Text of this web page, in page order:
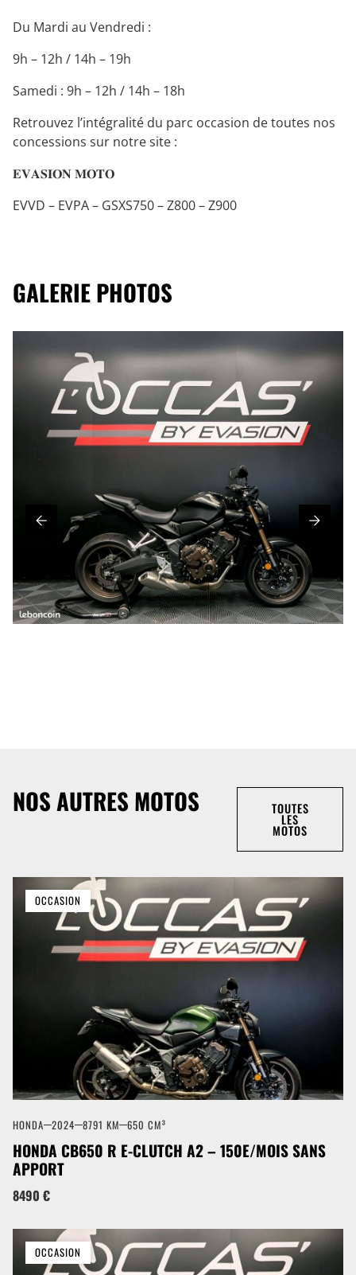
Du Mardi au Vendredi :
9h – 12h / 14h – 19h
Samedi : 9h – 12h / 14h – 18h
Retrouvez l’intégralité du parc occasion de toutes nos
concessions sur notre site :
𝐄𝐕𝐀𝐒𝐈𝐎𝐍 𝐌𝐎𝐓𝐎
EVVD – EVPA – GSXS750 – Z800 – Z900
GALERIE PHOTOS
NOS AUTRES MOTOS TOUTES
LES
MOTOS
OCCASION
HONDA 2024 8791 KM 650 CM³
HONDA CB650 R E-CLUTCH A2 – 150E/MOIS SANS
APPORT
8490 €
OCCASION